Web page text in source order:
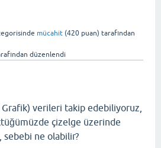
mücahit (420 puan) tarafından
düzenlendi
verileri takip edebiliyoruz,
çizelge üzerinde
ne olabilir?